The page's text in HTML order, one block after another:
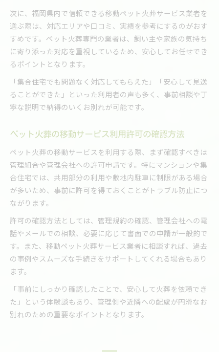
次に、福岡県内で信頼できる移動ペット火葬サービス業者を
選ぶ際は、対応エリアや口コミ、実績を参考にするのがおす
すめです。ペット火葬専門の業者は、飼い主や家族の気持ち
に寄り添った対応を重視しているため、安心してお任せでき
るポイントとなります。
「集合住宅でも問題なく対応してもらえた」「安心して見送
ることができた」といった利用者の声も多く、事前相談や丁
寧な説明で納得のいくお別れが可能です。
ペット火葬の移動サービス利用許可の確認方法
ペット火葬の移動サービスを利用する際、まず確認すべきは
管理組合や管理会社への許可申請です。特にマンションや集
合住宅では、共用部分の利用や敷地内駐車に制限がある場合
が多いため、事前に許可を得ておくことがトラブル防止につ
ながります。
許可の確認方法としては、管理規約の確認、管理会社への電
話やメールでの相談、必要に応じて書面での申請が一般的で
す。また、移動ペット火葬サービス業者に相談すれば、過去
の事例やスムーズな手続きをサポートしてくれる場合もあり
ます。
「事前にしっかり確認したことで、安心して火葬を依頼でき
た」という体験談もあり、管理側や近隣への配慮が円滑なお
別れのための重要なポイントとなります。